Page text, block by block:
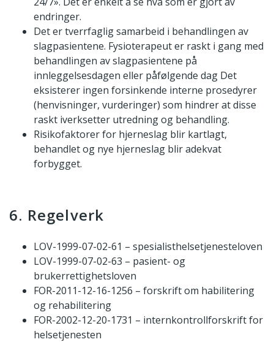
endringer.
Det er tverrfaglig samarbeid i behandlingen av
slagpasientene. Fysioterapeut er raskt i gang med
behandlingen av slagpasientene på
innleggelsesdagen eller påfølgende dag Det
eksisterer ingen forsinkende interne prosedyrer
(henvisninger, vurderinger) som hindrer at disse
raskt iverksetter utredning og behandling.
Risikofaktorer for hjerneslag blir kartlagt,
behandlet og nye hjerneslag blir adekvat
forbygget.
6. Regelverk
LOV-1999-07-02-61 – spesialisthelsetjenesteloven
LOV-1999-07-02-63 – pasient- og
brukerrettighetsloven
FOR-2011-12-16-1256 – forskrift om habilitering
og rehabilitering
FOR-2002-12-20-1731 – internkontrollforskrift for
helsetjenesten